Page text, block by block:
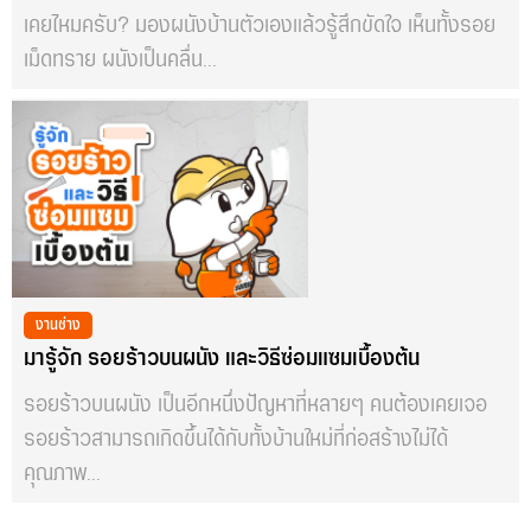
เคยไหมครับ? มองผนังบ้านตัวเองแล้วรู้สึกขัดใจ เห็นทั้งรอย
เม็ดทราย ผนังเป็นคลื่น...
งานช่าง
มารู้จัก รอยร้าวบนผนัง และวิธีซ่อมแซมเบื้องต้น
รอยร้าวบนผนัง เป็นอีกหนึ่งปัญหาที่หลายๆ คนต้องเคยเจอ
รอยร้าวสามารถเกิดขึ้นได้กับทั้งบ้านใหม่ที่ก่อสร้างไม่ได้
คุณภาพ...